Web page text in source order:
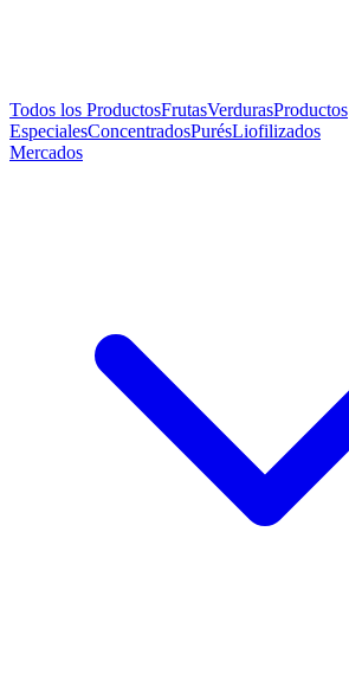
Todos los ProductosFrutasVerdurasProductos
EspecialesConcentradosPurésLiofilizados
Mercados